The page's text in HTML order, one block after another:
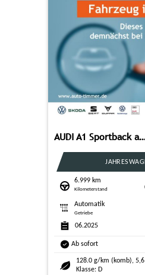
AUDI A1 Sportback advanced 25
6.999 km
Kilometerstand
Automatik
Getriebe
06.2025
Ab sofort
128.0 g/km (komb),
Klasse: D